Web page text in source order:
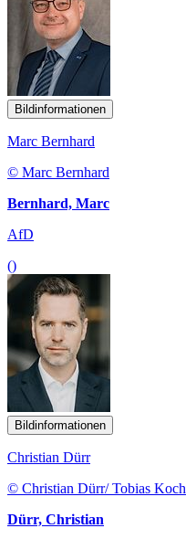
Bildinformationen
Marc Bernhard
© Marc Bernhard
Bernhard, Marc
AfD
()
Bildinformationen
Christian Dürr
© Christian Dürr/ Tobias Koch
Dürr, Christian